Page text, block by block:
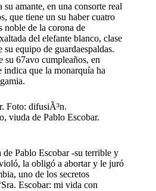
amante, en una consorte real
que tiene un su haber cuatro
noble de la corona de
del elefante blanco, clase
su equipo de guardaespaldas.
su 67avo cumpleaños, en
indica que la monarquía ha
viuda de Pablo Escobar.
Pablo Escobar -su terrible y
la obligó a abortar y le juró
uno de los secretos
Escobar: mi vida con